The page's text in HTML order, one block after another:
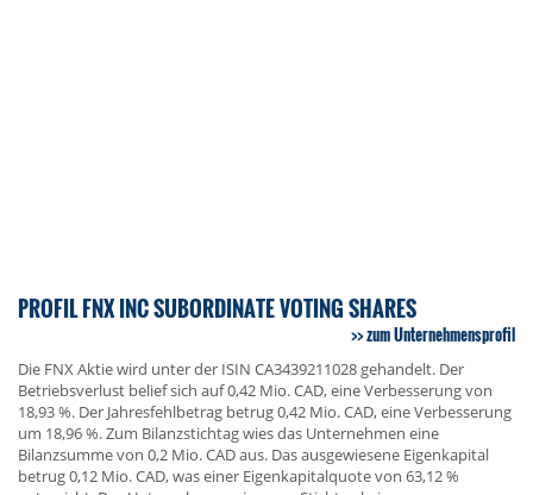
PROFIL FNX INC SUBORDINATE VOTING SHARES
zum Unternehmensprofil
Die FNX Aktie wird unter der ISIN CA3439211028 gehandelt. Der
Betriebsverlust belief sich auf 0,42 Mio. CAD, eine Verbesserung von
18,93 %. Der Jahresfehlbetrag betrug 0,42 Mio. CAD, eine Verbesserung
um 18,96 %. Zum Bilanzstichtag wies das Unternehmen eine
Bilanzsumme von 0,2 Mio. CAD aus. Das ausgewiesene Eigenkapital
betrug 0,12 Mio. CAD, was einer Eigenkapitalquote von 63,12 %